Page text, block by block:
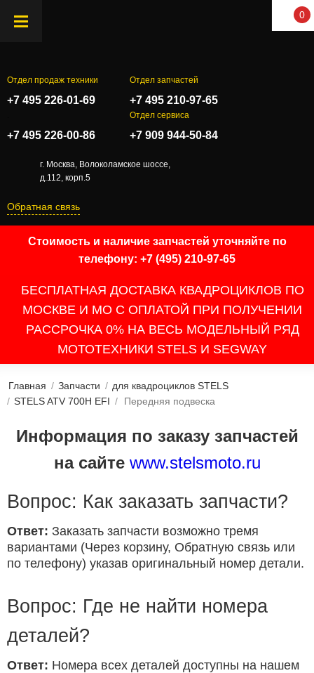
0
Отдел продаж техники
+7 495 226-01-69
Отдел запчастей
+7 495 210-97-65
+7 495 226-00-86
Отдел сервиса
+7 909 944-50-84
г. Москва, Волоколамское шоссе,
д.112, корп.5
Обратная связь
Стоимость и наличие запчастей уточняйте по
телефону: +7 (495) 210-97-65
БЕСПЛАТНАЯ ДОСТАВКА КВАДРОЦИКЛОВ ПО
МОСКВЕ И МО С ОПЛАТОЙ ПРИ ПОЛУЧЕНИИ
РАССРОЧКА 0% НА ВЕСЬ МОДЕЛЬНЫЙ РЯД
МОТОТЕХНИКИ STELS И SEGWAY
Главная / Запчасти / для квадроциклов STELS
/ STELS ATV 700H EFI / Передняя подвеска
Информация по заказу запчастей
на сайте www.stelsmoto.ru
Вопрос: Как заказать запчасти?
Ответ: Заказать запчасти возможно тремя
вариантами (Через корзину, Обратную связь или
по телефону) указав оригинальный номер детали.
Вопрос: Где не найти номера
деталей?
Ответ: Номера всех деталей доступны на нашем